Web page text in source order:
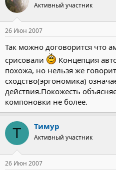
Активный участник
26 Июн 2007
Так можно договорится что
срисовали
Концепция
похожа, но нельзя же
сходство(эргономика)
действия.Покожесть
компоновки не более.
Т Тимур
Активный участник
26 Июн 2007